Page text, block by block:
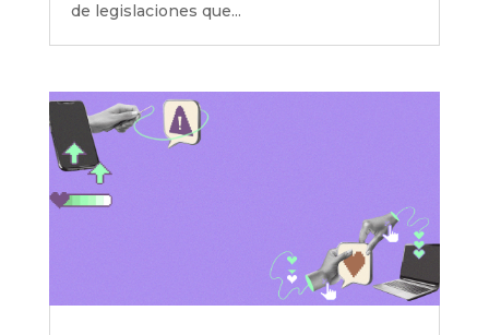
de legislaciones que...